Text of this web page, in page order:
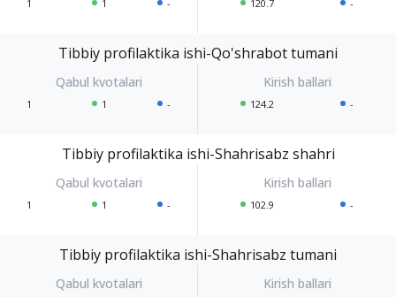
1 1 - 120.7 -
Tibbiy profilaktika ishi-Qo'shrabot tumani
1 1 - 124.2 -
Tibbiy profilaktika ishi-Shahrisabz shahri
1 1 - 102.9 -
Tibbiy profilaktika ishi-Shahrisabz tumani